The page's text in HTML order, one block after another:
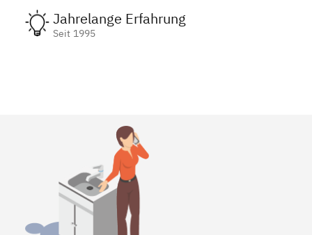
Jahrelange Erfahrung
Seit 1995